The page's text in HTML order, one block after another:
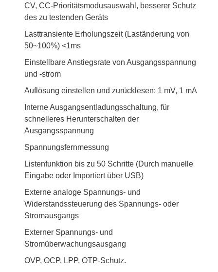
CV, CC-Prioritätsmodusauswahl, besserer Schutz
des zu testenden Geräts
Lasttransiente Erholungszeit (Laständerung von
50~100%) <1ms
Einstellbare Anstiegsrate von Ausgangsspannung
und -strom
Auflösung einstellen und zurücklesen: 1 mV, 1 mA
Interne Ausgangsentladungsschaltung, für
schnelleres Herunterschalten der
Ausgangsspannung
Spannungsfernmessung
Listenfunktion bis zu 50 Schritte (Durch manuelle
Eingabe oder Importiert über USB)
Externe analoge Spannungs- und
Widerstandssteuerung des Spannungs- oder
Stromausgangs
Externer Spannungs- und
Stromüberwachungsausgang
OVP, OCP, LPP, OTP-Schutz.